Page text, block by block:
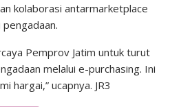
kolaborasi antarmarketplace
Pemprov Jatim untuk turut
melalui e-purchasing. Ini
hargai,” ucapnya. JR3